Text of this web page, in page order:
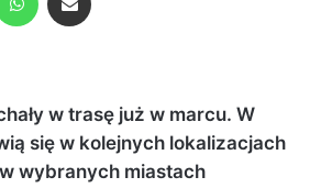
w trasę już w marcu. W
się w kolejnych lokalizacjach
wybranych miastach